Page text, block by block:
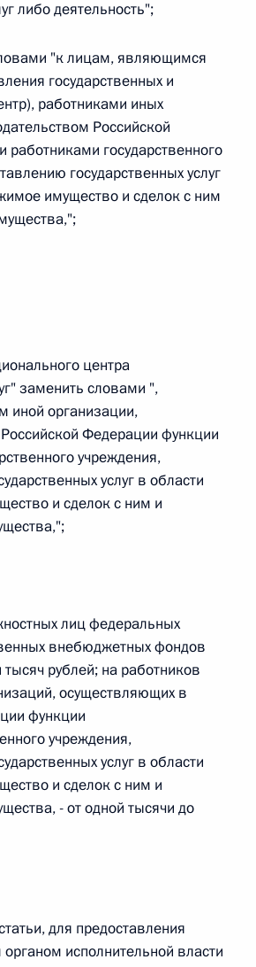
учреждениях»
Федерации и Кабинетом
компетентных органов
и Киргизской Республике
правонарушениях
«О защите прав потребителей»
об административных
Федерации и Правительством
драгоценными металлами,
либо деятельность";
"к лицам, являющимся
государственных и
работниками иных
Российской
государственного
государственных услуг
имущество и сделок с ним
центра
заменить словами ",
иной организации,
Федерации функции
учреждения,
услуг в области
и сделок с ним и
лиц федеральных
внебюджетных фондов
рублей; на работников
осуществляющих в
функции
учреждения,
услуг в области
и сделок с ним и
- от одной тысячи до
для предоставления
исполнительной власти